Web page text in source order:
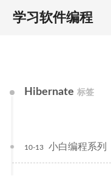
学习软件编程
Hibernate 标签
小白编程系列
10-13